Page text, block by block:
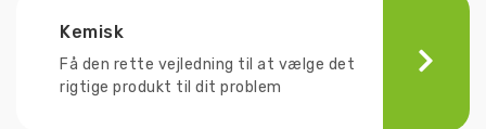
Kemisk
Få den rette vejledning til at vælge det
rigtige produkt til dit problem